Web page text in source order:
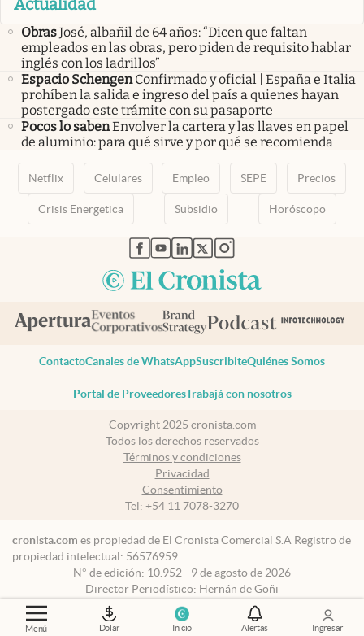
Menú Dolar Inicio Alertas Ingresar
ObrasJosé, albañil de 64 años: “Dicen que faltan
empleados en las obras, pero piden de requisito hablar
inglés con los ladrillos”
Espacio Schengen Confirmado y oficial | España e Italia
prohíben la salida e ingreso del país a quienes hayan
postergado este trámite con su pasaporte
Pocos lo sabenEnvolver la cartera y las llaves en papel
de aluminio: para qué sirve y por qué se recomienda
Netflix Celulares Empleo SEPE Precios
Crisis Energetica Subsidio Horóscopo
abre en nueva pestaña
abre en nueva pestaña
abre en nueva pestaña
abre en nueva pestaña
abre en nueva pestaña
ContactoCanales de WhatsAppSuscribiteQuiénes Somos
Portal de ProveedoresTrabajá con nosotros
Copyright 2025 cronista.com
Todos los derechos reservados
Términos y condiciones
Privacidad
Consentimiento
Tel: +54 11 7078-3270
cronista.com es propiedad de El Cronista Comercial S.A Registro de
propiedad intelectual: 56576959
N° de edición: 10.952 - 9 de agosto de 2026
Director Periodístico: Hernán de Goñi